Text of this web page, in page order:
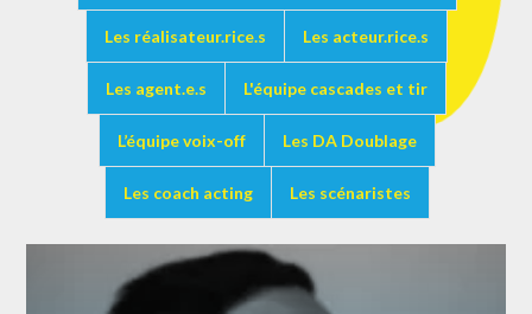
Les réalisateur.rice.s Les acteur.rice.s
Les agent.e.s L'équipe cascades et tir
L’équipe voix-off Les DA Doublage
Les coach acting Les scénaristes